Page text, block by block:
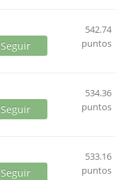
Seguir
542.74
puntos
Seguir
534.36
puntos
Seguir
533.16
puntos